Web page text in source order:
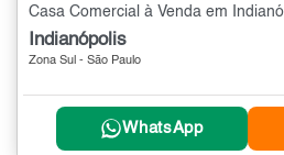
Casa Comercial à Venda em
Indianópolis
Zona Sul - São Paulo
WhatsApp